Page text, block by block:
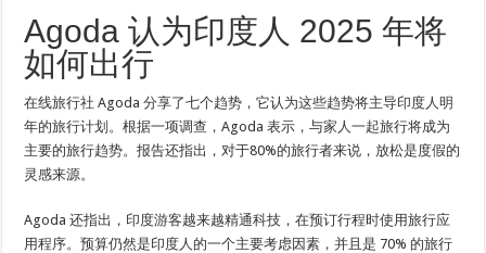
Agoda 认为印度人 2025 年将
如何出行
在线旅行社 Agoda 分享了七个趋势，它认为这些趋势将主导印度人明
年的旅行计划。根据一项调查，Agoda 表示，与家人一起旅行将成为
主要的旅行趋势。报告还指出，对于80%的旅行者来说，放松是度假的
灵感来源。
Agoda 还指出，印度游客越来越精通科技，在预订行程时使用旅行应
用程序。预算仍然是印度人的一个主要考虑因素，并且是 70% 的旅行